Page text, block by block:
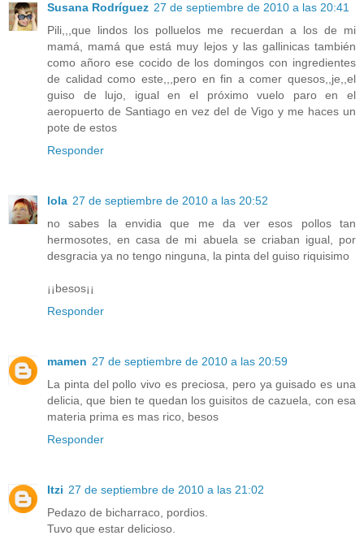
Susana Rodríguez 27 de septiembre de 2010 a las 20:41
Pili,,,que lindos los polluelos me recuerdan a los de mi
mamá, mamá que está muy lejos y las gallinicas también
como añoro ese cocido de los domingos con ingredientes
de calidad como este,,,pero en fin a comer quesos,,je,,el
guiso de lujo, igual en el próximo vuelo paro en el
aeropuerto de Santiago en vez del de Vigo y me haces un
pote de estos
Responder
lola 27 de septiembre de 2010 a las 20:52
no sabes la envidia que me da ver esos pollos tan
hermosotes, en casa de mi abuela se criaban igual, por
desgracia ya no tengo ninguna, la pinta del guiso riquisimo
¡¡besos¡¡
Responder
mamen 27 de septiembre de 2010 a las 20:59
La pinta del pollo vivo es preciosa, pero ya guisado es una
delicia, que bien te quedan los guisitos de cazuela, con esa
materia prima es mas rico, besos
Responder
Itzi 27 de septiembre de 2010 a las 21:02
Pedazo de bicharraco, pordios.
Tuvo que estar delicioso.